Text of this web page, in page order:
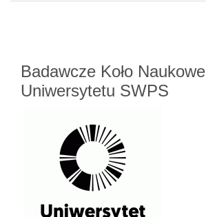
Badawcze Koło Naukowe
Uniwersytetu SWPS